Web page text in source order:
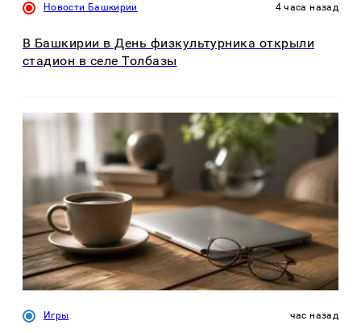
Новости Башкирии 4 часа назад
В Башкирии в День физкультурника открыли
стадион в селе Толбазы
Игры час назад